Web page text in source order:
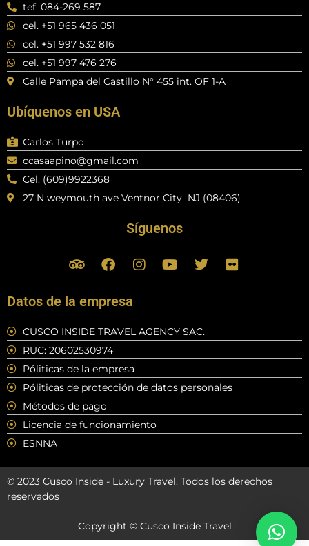
tef. 084-269 587
cel. +51 965 436 051
cel. +51 997 532 816
cel. +51 997 476 276
Calle Pampa del Castillo N° 455 int. OF 1-A
Ubíquenos en USA
Carlos Turpo
ccasaapino@gmail.com
Cel. (609)9922368
27 N weymouth ave Ventnor City NJ (08406)
Síguenos
T
r
p
d
v
i
s
o
r
F
a
e
o
o
k
I
n
g
r
Y
o
b
e
T
w
e
r
F
l
Datos de la empresa
CUSCO INSIDE TRAVEL AGENCY SAC.
RUC: 20602530974
Póliticas de la empresa
Póliticas de protección de datos personales
Métodos de pago
Licencia de funcionamiento
ESNNA
© 2023 Cusco Inside - Luxury Travel. Todos los derechos
reservados
Copyright © Cusco Inside Travel